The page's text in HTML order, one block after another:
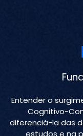
Entender o
Cognitivo-
diferenciá-la das